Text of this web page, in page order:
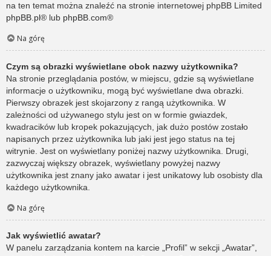
na ten temat można znaleźć na stronie internetowej phpBB Limited
phpBB.pl® lub phpBB.com®
Na górę
Czym są obrazki wyświetlane obok nazwy użytkownika?
Na stronie przeglądania postów, w miejscu, gdzie są wyświetlane
informacje o użytkowniku, mogą być wyświetlane dwa obrazki.
Pierwszy obrazek jest skojarzony z rangą użytkownika. W
zależności od używanego stylu jest on w formie gwiazdek,
kwadracików lub kropek pokazujących, jak dużo postów zostało
napisanych przez użytkownika lub jaki jest jego status na tej
witrynie. Jest on wyświetlany poniżej nazwy użytkownika. Drugi,
zazwyczaj większy obrazek, wyświetlany powyżej nazwy
użytkownika jest znany jako awatar i jest unikatowy lub osobisty dla
każdego użytkownika.
Na górę
Jak wyświetlić awatar?
W panelu zarządzania kontem na karcie „Profil” w sekcji „Awatar”,